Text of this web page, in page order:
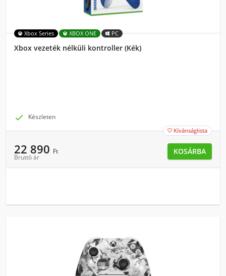
Xbox Series XBOX ONE PC
Xbox vezeték nélküli kontroller (Kék)
 Készleten
 Kívánságlista
22 890 Ft
Bruttó ár
KOSÁRBA